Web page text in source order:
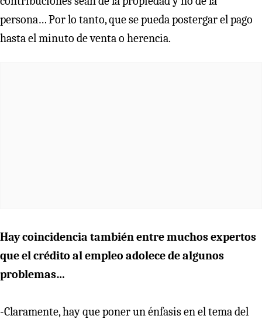
persona… Por lo tanto, que se pueda postergar el pago
hasta el minuto de venta o herencia.
Hay coincidencia también entre muchos expertos
que el crédito al empleo adolece de algunos
problemas…
-Claramente, hay que poner un énfasis en el tema del